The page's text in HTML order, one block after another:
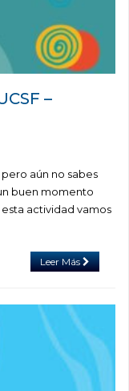
–
aún no sabes
buen momento
actividad vamos
Leer Más